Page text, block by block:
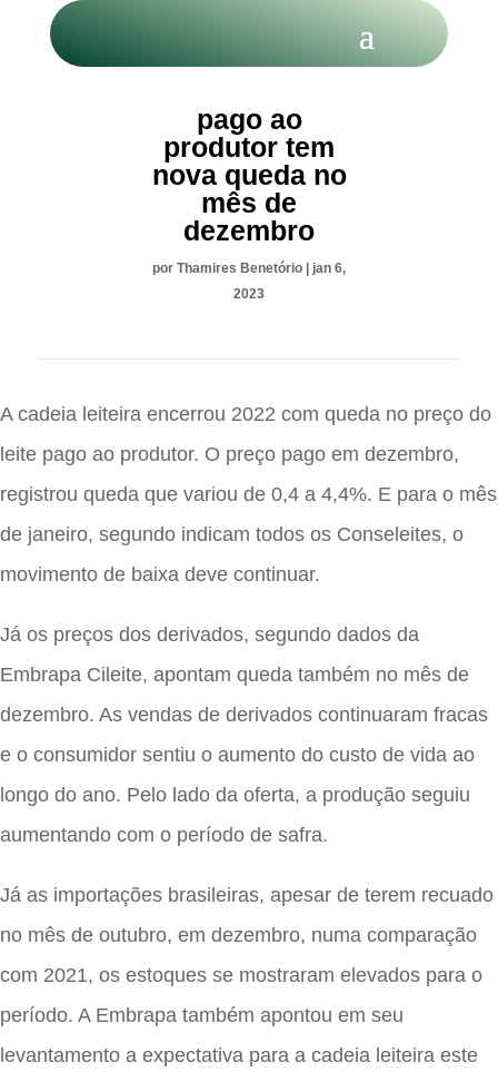
pago ao
produtor tem
nova queda no
mês de
dezembro
por Thamires Benetório | jan 6,
2023
A cadeia leiteira encerrou 2022 com queda no preço do
leite pago ao produtor. O preço pago em dezembro,
registrou queda que variou de 0,4 a 4,4%. E para o mês
de janeiro, segundo indicam todos os Conseleites, o
movimento de baixa deve continuar.
Já os preços dos derivados, segundo dados da
Embrapa Cileite, apontam queda também no mês de
dezembro. As vendas de derivados continuaram fracas
e o consumidor sentiu o aumento do custo de vida ao
longo do ano. Pelo lado da oferta, a produção seguiu
aumentando com o período de safra.
Já as importações brasileiras, apesar de terem recuado
no mês de outubro, em dezembro, numa comparação
com 2021, os estoques se mostraram elevados para o
período. A Embrapa também apontou em seu
levantamento a expectativa para a cadeia leiteira este